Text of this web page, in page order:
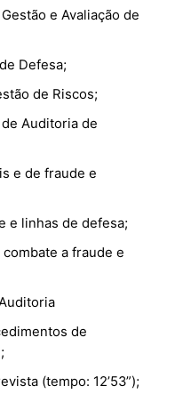
e Avaliação de
Defesa;
de Riscos;
Auditoria de
e de fraude e
e linhas de defesa;
a fraude e
de
(tempo: 12’53”);